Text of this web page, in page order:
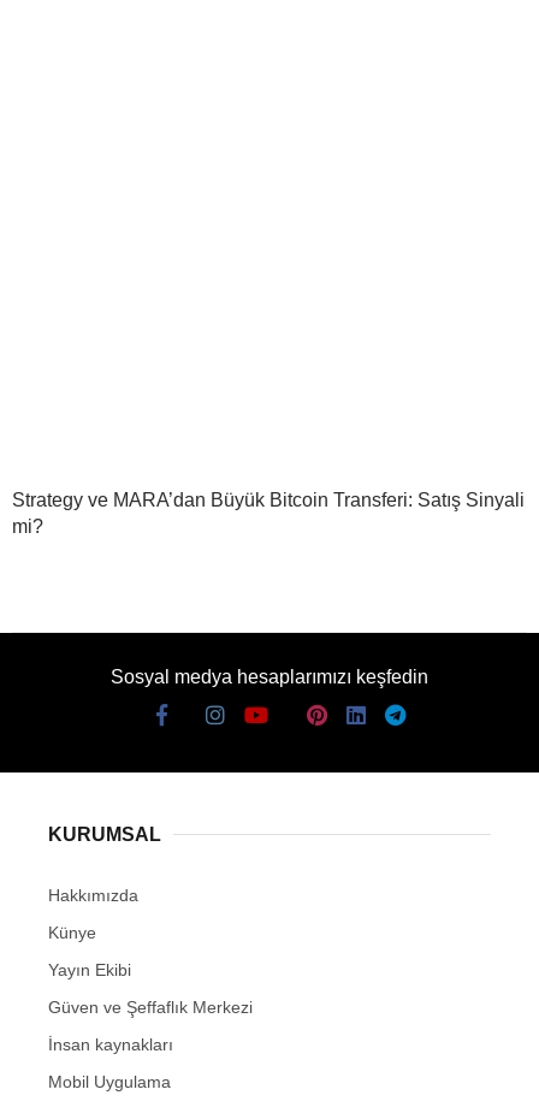
Strategy ve MARA’dan Büyük Bitcoin Transferi: Satış Sinyali
mi?
Sosyal medya hesaplarımızı keşfedin
KURUMSAL
Hakkımızda
Künye
Yayın Ekibi
Güven ve Şeffaflık Merkezi
İnsan kaynakları
Mobil Uygulama